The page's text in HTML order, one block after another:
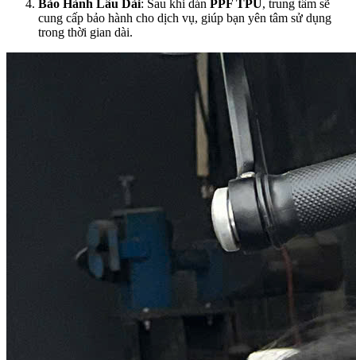
Bảo Hành Lâu Dài: Sau khi dán PPF TPU, trung tâm sẽ
cung cấp bảo hành cho dịch vụ, giúp bạn yên tâm sử dụng
trong thời gian dài.